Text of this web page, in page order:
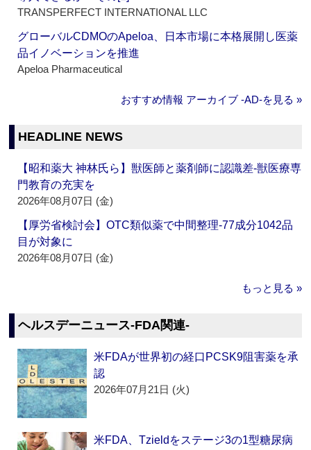
TRANSPERFECT INTERNATIONAL LLC
グローバルCDMOのApeloa、日本市場に本格展開し医薬
品イノベーションを推進
Apeloa Pharmaceutical
おすすめ情報 アーカイブ ‐AD‐を見る »
HEADLINE NEWS
【昭和薬大 神林氏ら】獣医師と薬剤師に認識差‐獣医療専
門教育の充実を
2026年08月07日 (金)
【厚労省検討会】OTC類似薬で中間整理‐77成分1042品
目が対象に
2026年08月07日 (金)
もっと見る »
ヘルスデーニュース‐FDA関連‐
米FDAが世界初の経口PCSK9阻害薬を承
認
2026年07月21日 (火)
米FDA、Tzieldをステージ3の1型糖尿病